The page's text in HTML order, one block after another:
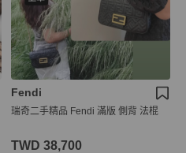
Fendi
瑞奇二手精品 Fendi 滿版 側背 法棍
TWD 38,700